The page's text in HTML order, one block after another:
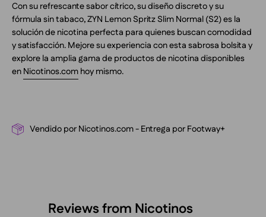
Con su refrescante sabor cítrico, su diseño discreto y su
fórmula sin tabaco, ZYN Lemon Spritz Slim Normal (S2) es la
solución de nicotina perfecta para quienes buscan comodidad
y satisfacción. Mejore su experiencia con esta sabrosa bolsita y
explore la amplia gama de productos de nicotina disponibles
en Nicotinos.com hoy mismo.
Vendido por Nicotinos.com - Entrega por Footway+
Reviews from Nicotinos